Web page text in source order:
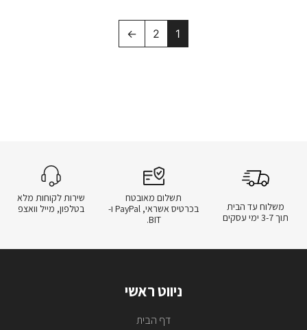
1
2
←
משלוח עד הבית
תוך 3-7 ימי עסקים
תשלום מאובטח
בכרטיס אשראי, PayPal ו-
BIT.
שירות לקוחות מלא
בטלפון, מייל וואצפ
ניווט ראשי
דף הבית